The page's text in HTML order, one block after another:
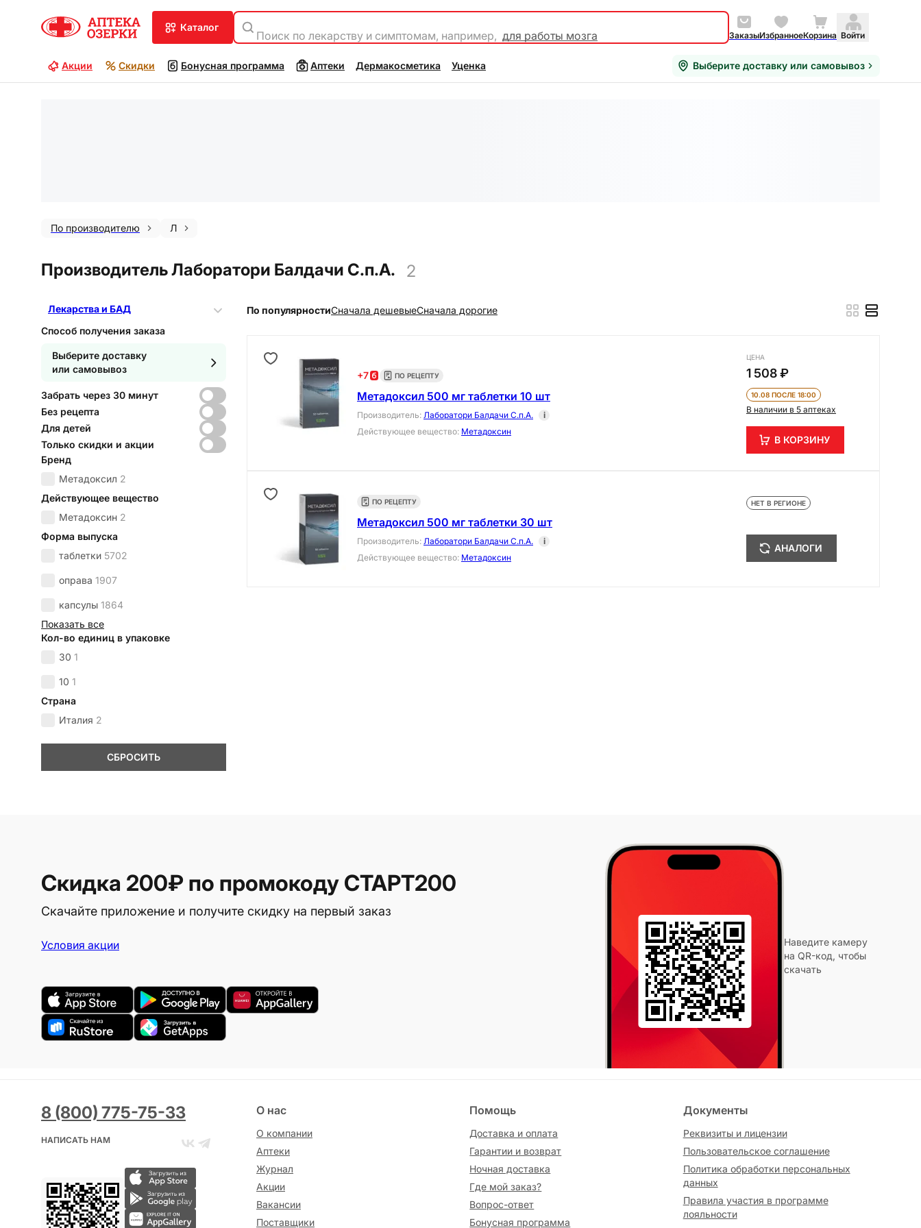
каталог
Поиск по лекарству и симптомам, например, для работы мозга ЗаказыИзбранноеКорзина Войти
Акции Скидки Бонусная программа Аптеки Дермакосметика Уценка Выберите доставку или самовывоз
По производителю Л
Производитель Лаборатори Балдачи С.п.А. 2
Лекарства и БАД
Способ получения заказа
Выберите доставку
или самовывоз
Забрать через 30 минут
Без рецепта
Для детей
Только скидки и акции
Бренд
Метадоксил 2
Действующее вещество
Метадоксин 2
Форма выпуска
таблетки 5702
оправа 1907
капсулы 1864
Показать все
Кол-во единиц в упаковке
30 1
10 1
Страна
Италия 2
СБРОСИТЬ
По популярностиCначала дешевыеCначала дорогие
+7 ПО РЕЦЕПТУ
Метадоксил 500 мг таблетки 10 шт
Производитель: Лаборатори Балдачи С.п.А.
i
Действующее вещество: Метадоксин
ЦЕНА
1 508 ₽
10.08 ПОСЛЕ 18:00
В наличии в 5 аптеках
В КОРЗИНУ
ПО РЕЦЕПТУ
Метадоксил 500 мг таблетки 30 шт
Производитель: Лаборатори Балдачи С.п.А.
i
Действующее вещество: Метадоксин
НЕТ В РЕГИОНЕ
АНАЛОГИ
Скидка 200₽ по промокоду СТАРТ200
Скачайте приложение и получите скидку на первый заказ
Условия акции
Наведите камеру
на QR-код, чтобы
скачать
8 (800) 775-75-33
НАПИСАТЬ НАМ
О нас
О компании
Аптеки
Журнал
Акции
Вакансии
Поставщики
Помощь
Доставка и оплата
Гарантии и возврат
Ночная доставка
Где мой заказ?
Вопрос-ответ
Бонусная программа
Документы
Реквизиты и лицензии
Пользовательское соглашение
Политика обработки персональных
данных
Правила участия в программе
лояльности